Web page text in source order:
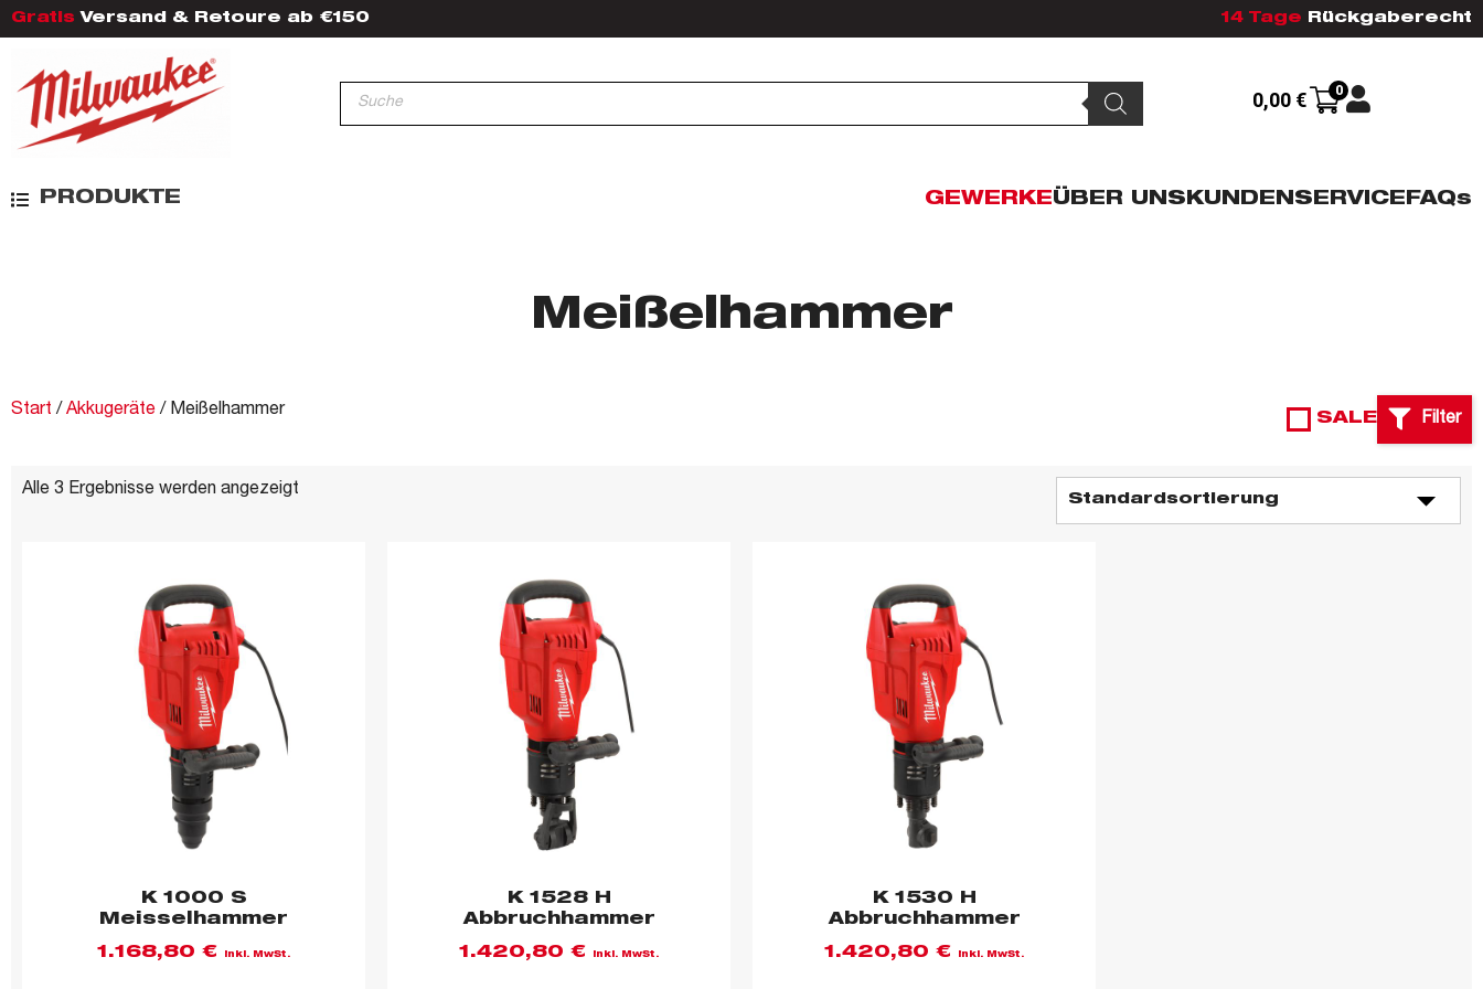
Gratis Versand & Retoure ab €150 14 Tage Rückgaberecht
0,00 € 0
PRODUKTE GEWERKEÜBER UNSKUNDENSERVICEFAQs
Meißelhammer
Start / Akkugeräte / Meißelhammer SALE Filter
Alle 3 Ergebnisse werden angezeigt
K 1000 S
Meisselhammer
1.168,80 € inkl. MwSt.
K 1528 H
Abbruchhammer
1.420,80 € inkl. MwSt.
K 1530 H
Abbruchhammer
1.420,80 € inkl. MwSt.